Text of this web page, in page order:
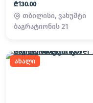
₾130.00
თბილისი, ვახუშტი
ბაგრატიონის 21
ახალი